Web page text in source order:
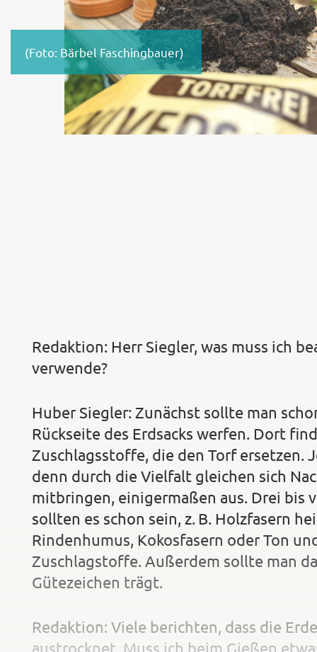
(Foto: Bärbel Faschingbauer)
Redaktion: Herr Siegler, was muss ich
verwende?
Huber Siegler: Zunächst sollte man
Rückseite des Erdsacks werfen. Dort
Zuschlagsstoffe, die den Torf ersetzen.
denn durch die Vielfalt gleichen sich
mitbringen, einigermaßen aus. Drei bis
sollten es schon sein, z. B. Holzfasern
Rindenhumus, Kokosfasern oder Ton
Zuschlagstoffe. Außerdem sollte man
Gütezeichen trägt.
Redaktion: Viele berichten, dass die
austrocknet. Muss ich beim Gießen